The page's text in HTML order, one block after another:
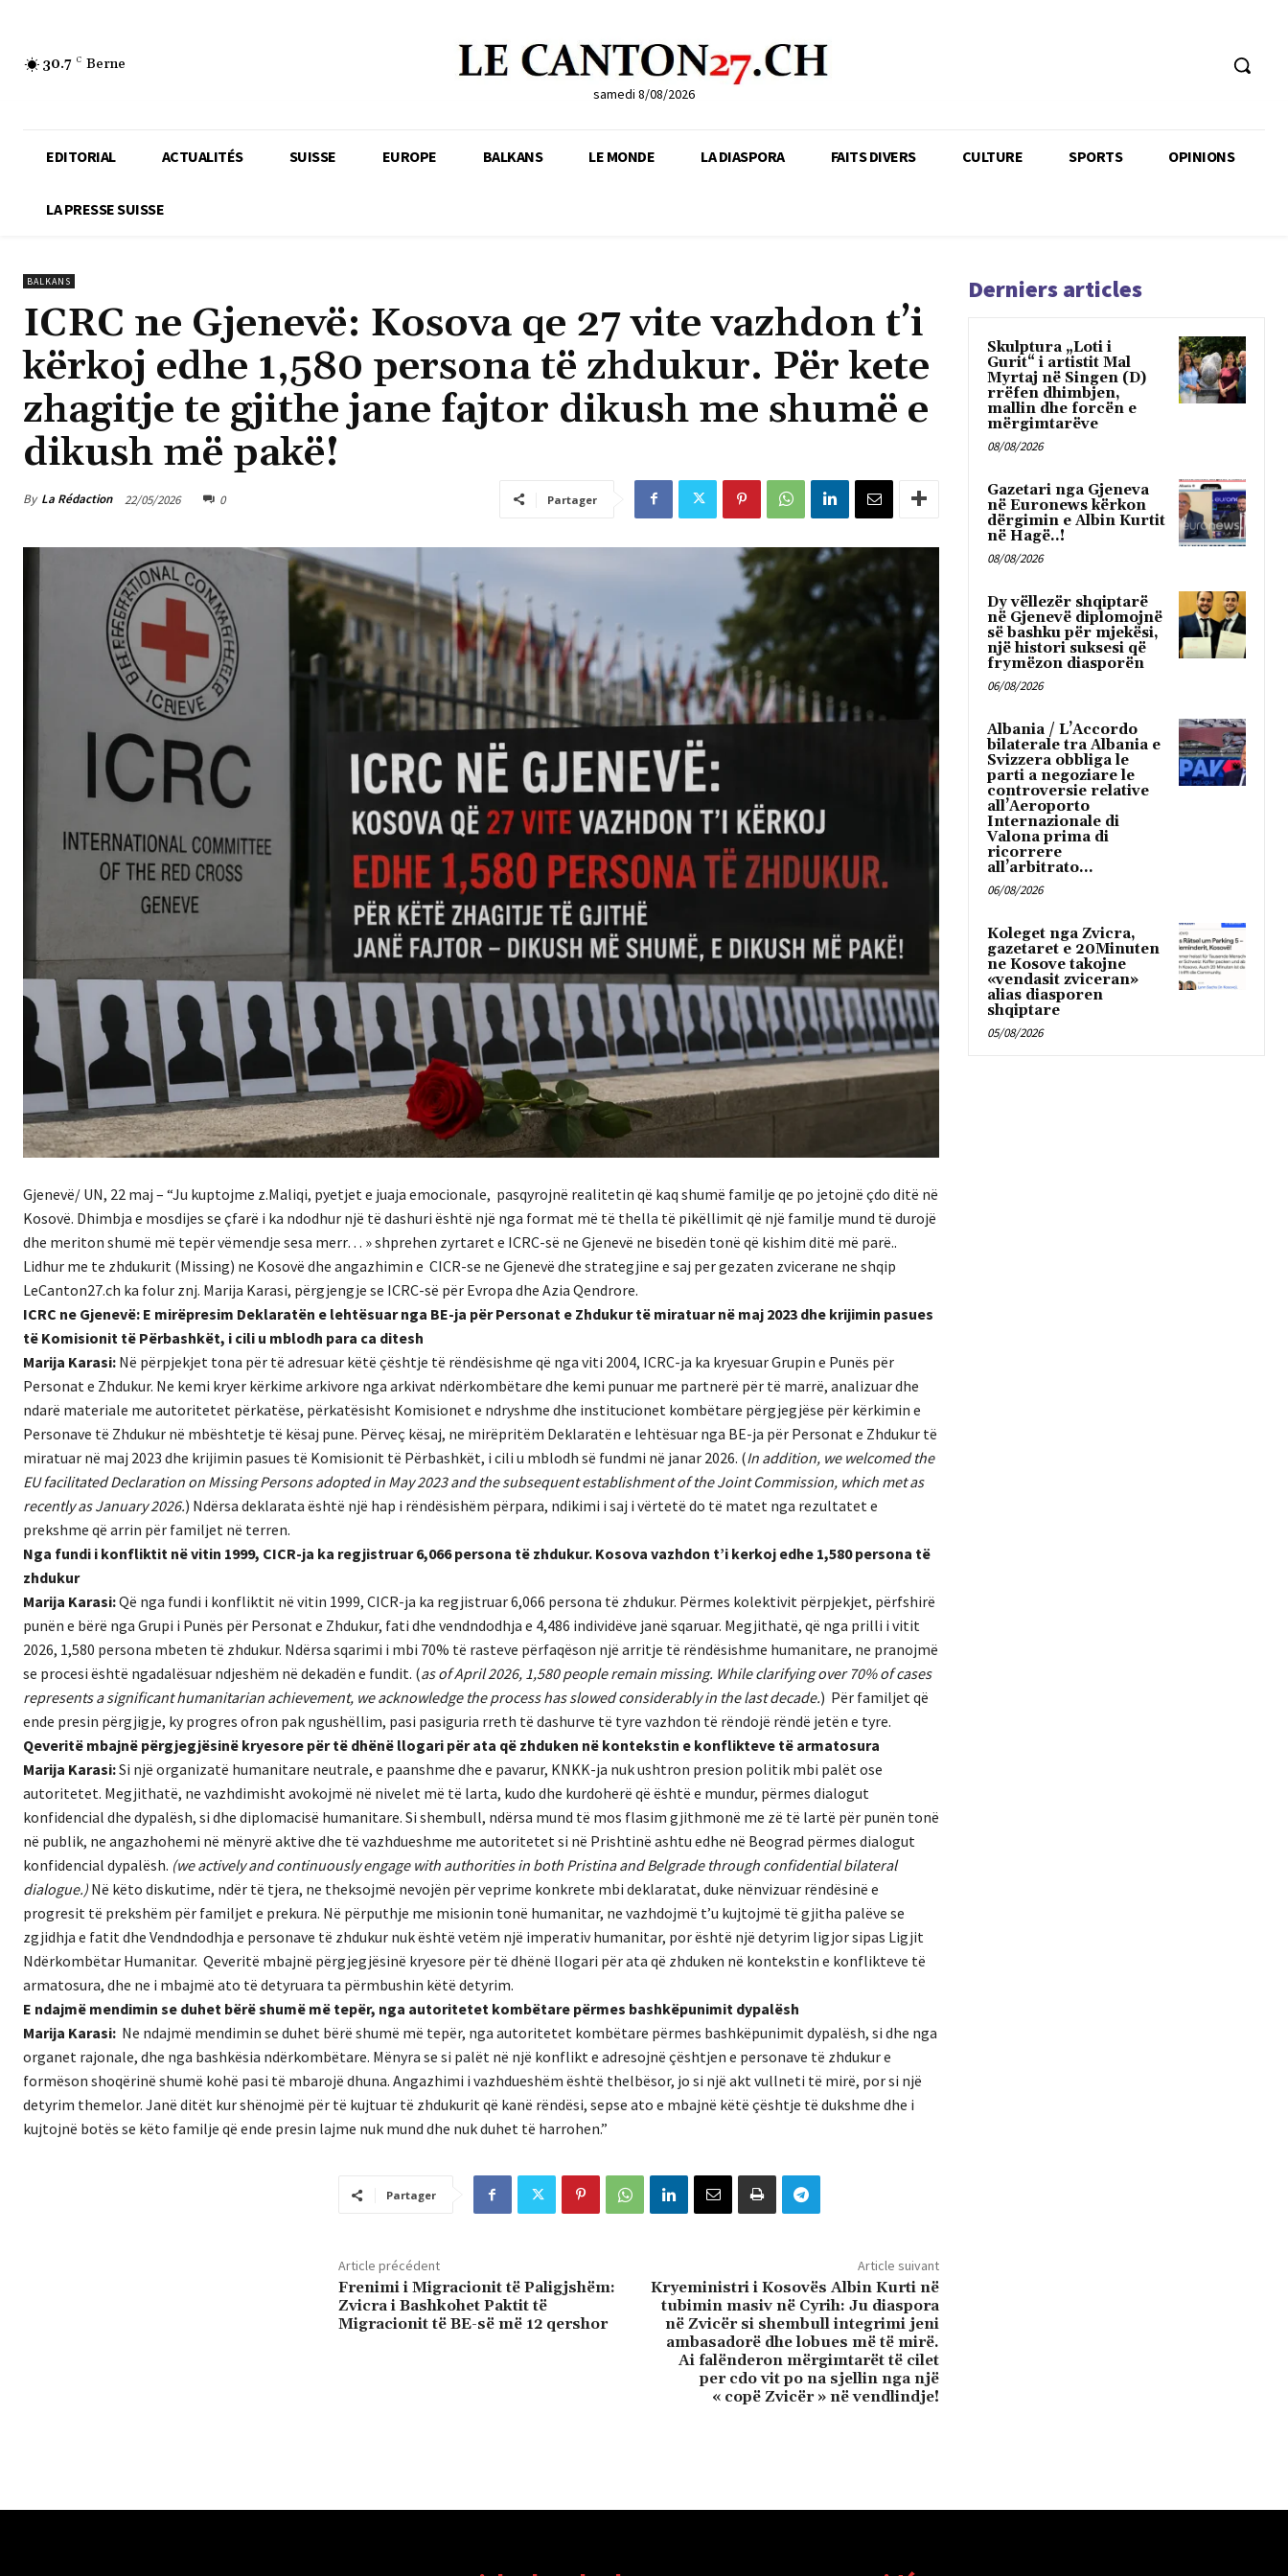
30.7 C Berne
samedi 8/08/2026
EDITORIAL ACTUALITÉS SUISSE EUROPE BALKANS LE MONDE LA DIASPORA FAITS DIVERS CULTURE SPORTS OPINIONS
LA PRESSE SUISSE
BALKANS
ICRC ne Gjenevë: Kosova qe 27 vite vazhdon t’i
kërkoj edhe 1,580 persona të zhdukur. Për kete
zhagitje te gjithe jane fajtor dikush me shumë e
dikush më pakë!
By La Rédaction 22/05/2026 0 Partager
Gjenevë/ UN, 22 maj – “Ju kuptojme z.Maliqi, pyetjet e juaja emocionale, pasqyrojnë realitetin që kaq shumë familje qe po jetojnë çdo ditë në
Kosovë. Dhimbja e mosdijes se çfarë i ka ndodhur një të dashuri është një nga format më të thella të pikëllimit që një familje mund të durojë
dhe meriton shumë më tepër vëmendje sesa merr… » shprehen zyrtaret e ICRC-së ne Gjenevë ne bisedën tonë që kishim ditë më parë..
Lidhur me te zhdukurit (Missing) ne Kosovë dhe angazhimin e CICR-se ne Gjenevë dhe strategjine e saj per gezaten zvicerane ne shqip
LeCanton27.ch ka folur znj. Marija Karasi, përgjengje se ICRC-së për Evropa dhe Azia Qendrore.
ICRC ne Gjenevë: E mirëpresim Deklaratën e lehtësuar nga BE-ja për Personat e Zhdukur të miratuar në maj 2023 dhe krijimin pasues
të Komisionit të Përbashkët, i cili u mblodh para ca ditesh
Marija Karasi: Në përpjekjet tona për të adresuar këtë çështje të rëndësishme që nga viti 2004, ICRC-ja ka kryesuar Grupin e Punës për
Personat e Zhdukur. Ne kemi kryer kërkime arkivore nga arkivat ndërkombëtare dhe kemi punuar me partnerë për të marrë, analizuar dhe
ndarë materiale me autoritetet përkatëse, përkatësisht Komisionet e ndryshme dhe institucionet kombëtare përgjegjëse për kërkimin e
Personave të Zhdukur në mbështetje të kësaj pune. Përveç kësaj, ne mirëpritëm Deklaratën e lehtësuar nga BE-ja për Personat e Zhdukur të
miratuar në maj 2023 dhe krijimin pasues të Komisionit të Përbashkët, i cili u mblodh së fundmi në janar 2026. (In addition, we welcomed the
EU facilitated Declaration on Missing Persons adopted in May 2023 and the subsequent establishment of the Joint Commission, which met as
recently as January 2026.) Ndërsa deklarata është një hap i rëndësishëm përpara, ndikimi i saj i vërtetë do të matet nga rezultatet e
prekshme që arrin për familjet në terren.
Nga fundi i konfliktit në vitin 1999, CICR-ja ka regjistruar 6,066 persona të zhdukur. Kosova vazhdon t’i kerkoj edhe 1,580 persona të
zhdukur
Marija Karasi:Që nga fundi i konfliktit në vitin 1999, CICR-ja ka regjistruar 6,066 persona të zhdukur. Përmes kolektivit përpjekjet, përfshirë
punën e bërë nga Grupi i Punës për Personat e Zhdukur, fati dhe vendndodhja e 4,486 individëve janë sqaruar. Megjithatë, që nga prilli i vitit
2026, 1,580 persona mbeten të zhdukur. Ndërsa sqarimi i mbi 70% të rasteve përfaqëson një arritje të rëndësishme humanitare, ne pranojmë
se procesi është ngadalësuar ndjeshëm në dekadën e fundit. (as of April 2026, 1,580 people remain missing. While clarifying over 70% of cases
represents a significant humanitarian achievement, we acknowledge the process has slowed considerably in the last decade.) Për familjet që
ende presin përgjigje, ky progres ofron pak ngushëllim, pasi pasiguria rreth të dashurve të tyre vazhdon të rëndojë rëndë jetën e tyre.
Qeveritë mbajnë përgjegjësinë kryesore për të dhënë llogari për ata që zhduken në kontekstin e konflikteve të armatosura
Marija Karasi:Si një organizatë humanitare neutrale, e paanshme dhe e pavarur, KNKK-ja nuk ushtron presion politik mbi palët ose
autoritetet. Megjithatë, ne vazhdimisht avokojmë në nivelet më të larta, kudo dhe kurdoherë që është e mundur, përmes dialogut
konfidencial dhe dypalësh, si dhe diplomacisë humanitare. Si shembull, ndërsa mund të mos flasim gjithmonë me zë të lartë për punën tonë
në publik, ne angazhohemi në mënyrë aktive dhe të vazhdueshme me autoritetet si në Prishtinë ashtu edhe në Beograd përmes dialogut
konfidencial dypalësh. (we actively and continuously engage with authorities in both Pristina and Belgrade through confidential bilateral
dialogue.) Në këto diskutime, ndër të tjera, ne theksojmë nevojën për veprime konkrete mbi deklaratat, duke nënvizuar rëndësinë e
progresit të prekshëm për familjet e prekura. Në përputhje me misionin tonë humanitar, ne vazhdojmë t’u kujtojmë të gjitha palëve se
zgjidhja e fatit dhe Vendndodhja e personave të zhdukur nuk është vetëm një imperativ humanitar, por është një detyrim ligjor sipas Ligjit
Ndërkombëtar Humanitar. Qeveritë mbajnë përgjegjësinë kryesore për të dhënë llogari për ata që zhduken në kontekstin e konflikteve të
armatosura, dhe ne i mbajmë ato të detyruara ta përmbushin këtë detyrim.
E ndajmë mendimin se duhet bërë shumë më tepër, nga autoritetet kombëtare përmes bashkëpunimit dypalësh
Marija Karasi: Ne ndajmë mendimin se duhet bërë shumë më tepër, nga autoritetet kombëtare përmes bashkëpunimit dypalësh, si dhe nga
organet rajonale, dhe nga bashkësia ndërkombëtare. Mënyra se si palët në një konflikt e adresojnë çështjen e personave të zhdukur e
formëson shoqërinë shumë kohë pasi të mbarojë dhuna. Angazhimi i vazhdueshëm është thelbësor, jo si një akt vullneti të mirë, por si një
detyrim themelor. Janë ditët kur shënojmë për të kujtuar të zhdukurit që kanë rëndësi, sepse ato e mbajnë këtë çështje të dukshme dhe i
kujtojnë botës se këto familje që ende presin lajme nuk mund dhe nuk duhet të harrohen.”
Partager
Article précédent
Frenimi i Migracionit të Paligjshëm:
Zvicra i Bashkohet Paktit të
Migracionit të BE-së më 12 qershor
Article suivant
Kryeministri i Kosovës Albin Kurti në
tubimin masiv në Cyrih: Ju diaspora
në Zvicër si shembull integrimi jeni
ambasadorë dhe lobues më të mirë.
Ai falënderon mërgimtarët të cilet
per cdo vit po na sjellin nga një
« copë Zvicër » në vendlindje!
Derniers articles
Skulptura „Loti i
Gurit“ i artistit Mal
Myrtaj në Singen (D)
rrëfen dhimbjen,
mallin dhe forcën e
mërgimtarëve
08/08/2026
Gazetari nga Gjeneva
në Euronews kërkon
dërgimin e Albin Kurtit
në Hagë..!
08/08/2026
Dy vëllezër shqiptarë
në Gjenevë diplomojnë
së bashku për mjekësi,
një histori suksesi që
frymëzon diasporën
06/08/2026
Albania / L’Accordo
bilaterale tra Albania e
Svizzera obbliga le
parti a negoziare le
controversie relative
all’Aeroporto
Internazionale di
Valona prima di
ricorrere
all’arbitrato...
06/08/2026
Koleget nga Zvicra,
gazetaret e 20Minuten
ne Kosove takojne
«vendasit zviceran»
alias diasporen
shqiptare
05/08/2026